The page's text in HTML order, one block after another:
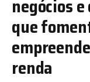
negócios
que
renda